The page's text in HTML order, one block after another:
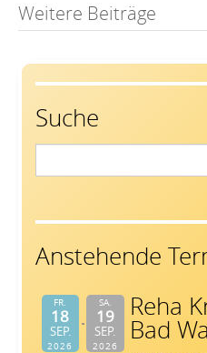
Post
navigation
Weitere Beiträge
Suche
Anstehende
FR.
18
SEP.
2026
SA.
19
SEP.
2026
Reha
Bad